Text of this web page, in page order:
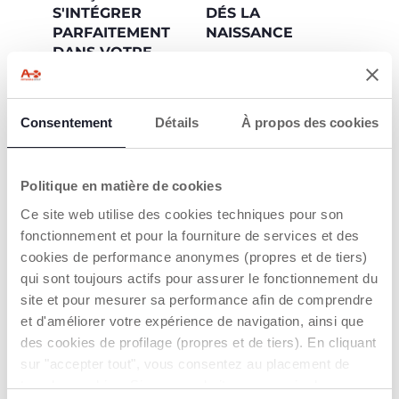
Consentement Détails À propos des cookies
Politique en matière de cookies
Ce site web utilise des cookies techniques pour son
fonctionnement et pour la fourniture de services et des
cookies de performance anonymes (propres et de tiers)
qui sont toujours actifs pour assurer le fonctionnement du
site et pour mesurer sa performance afin de comprendre
et d'améliorer votre expérience de navigation, ainsi que
des cookies de profilage (propres et de tiers). En cliquant
sur "accepter tout", vous consentez au placement de
tous les cookies. Si vous souhaitez en savoir plus ou
S'INTÉGRER
PARFAITEMENT
DANS VOTRE
La chaise haute existe
en 6 couleurs
exclusives avec un
match parfait entre
et le coussin d'assise.
DÉS LA
NAISSANCE
permet de créer un
INCLINABLE (0M+)
La Polly Armonia est
CHAISE HAUTE
La Polly Armonia peut